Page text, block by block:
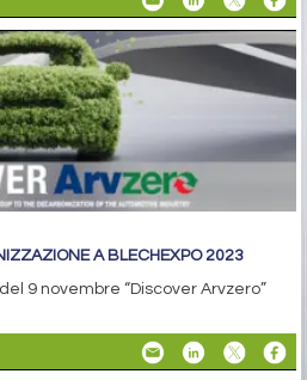
A BLECHEXPO 2023
9 novembre “Discover Arvzero”